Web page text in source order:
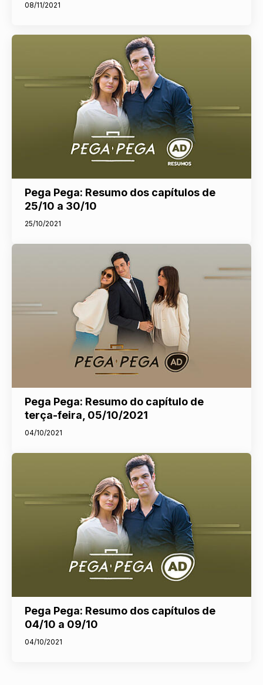
08/11/2021
Pega Pega: Resumo dos capítulos de
25/10 a 30/10
25/10/2021
Pega Pega: Resumo do capítulo de
terça-feira, 05/10/2021
04/10/2021
Pega Pega: Resumo dos capítulos de
04/10 a 09/10
04/10/2021